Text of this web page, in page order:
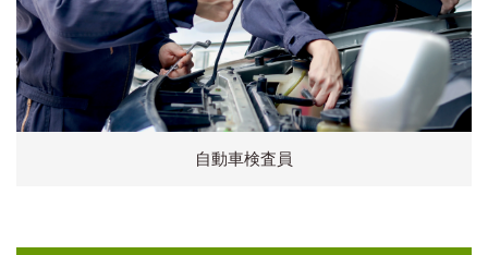
自動車検査員